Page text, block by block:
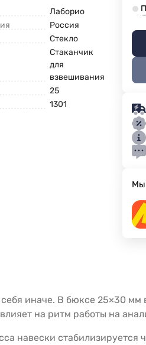
Лаборио
Россия
Стекло
Стаканчик
для
взвешивания
25
1301
Мы
иначе. В бюксе 25×30 мм
на ритм работы на
навески стабилизируется